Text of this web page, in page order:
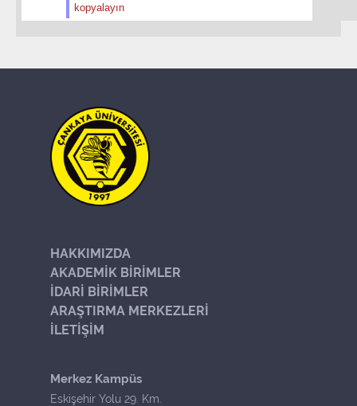
kopyalayın
HAKKIMIZDA
AKADEMİK BİRİMLER
İDARİ BİRİMLER
ARAŞTIRMA MERKEZLERİ
İLETİŞİM
Merkez Kampüs
Eskişehir Yolu 29. Km.